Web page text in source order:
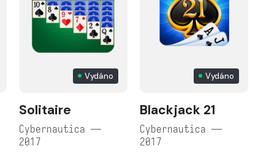
Vydáno
Solitaire
Cybernautica —
2017
Vydáno
Blackjack 21
Cybernautica —
2017